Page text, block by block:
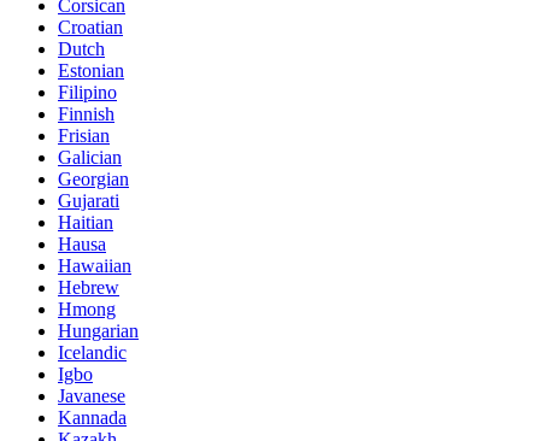
Corsican
Croatian
Dutch
Estonian
Filipino
Finnish
Frisian
Galician
Georgian
Gujarati
Haitian
Hausa
Hawaiian
Hebrew
Hmong
Hungarian
Icelandic
Igbo
Javanese
Kannada